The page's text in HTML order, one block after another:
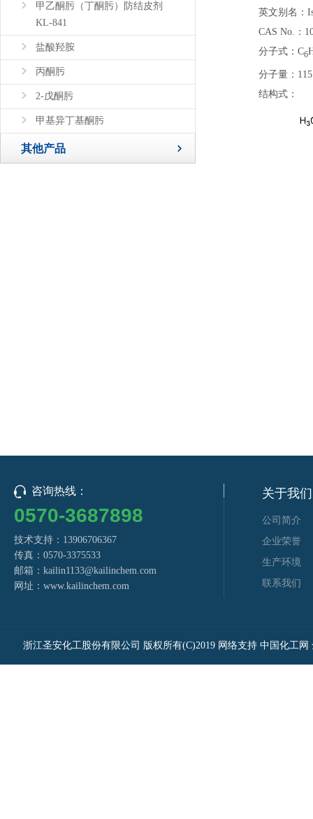
甲乙酮肟（丁酮肟）防结皮剂
KL-841
盐酸羟胺
丙酮肟
2-戊酮肟
甲基异丁基酮肟
其他产品
英文别名：
CAS No.：
分子式：C6
分子量：
结构式：
咨询热线：
0570-3687898
技术支持：13906706367
传真：0570-3375533
邮箱： kailin1133@kailinchem.com
网址： www.kailinchem.com
关于我们
公司简介
企业荣誉
生产环境
联系我们
浙江圣安化工股份有限公司 版权所有(C)2019 网络支持 中国化工网